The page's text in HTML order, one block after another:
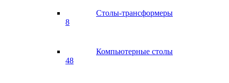
Столы-трансформеры
8
Компьютерные столы
48